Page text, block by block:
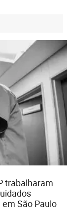
trabalharam
São Paulo